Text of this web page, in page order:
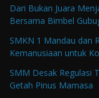
Dari Bukan Juara
Bersama Bimbel
SMKN 1 Mandau dan
Kemanusiaan untuk
SMM Desak Regulasi
Getah Pinus Mamasa